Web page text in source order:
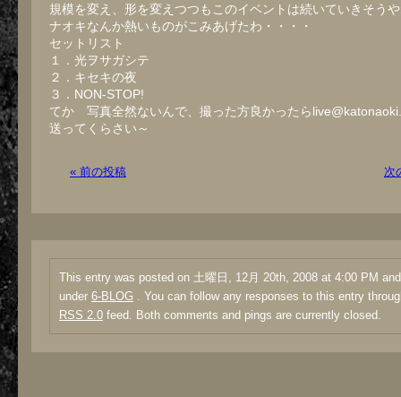
規模を変え、形を変えつつもこのイベントは続いていきそう
ナオキなんか熱いものがこみあげたわ・・・・
セットリスト
１．光ヲサガシテ
２．キセキの夜
３．NON-STOP!
てか 写真全然ないんで、撮った方良かったら
送ってくらさい～
« 前の投稿 次
This entry was posted on 土曜日, 12月 20th, 2008 at 4:00 PM
under 6-BLOG . You can follow any responses to this entry
RSS 2.0 feed. Both comments and pings are currently closed.